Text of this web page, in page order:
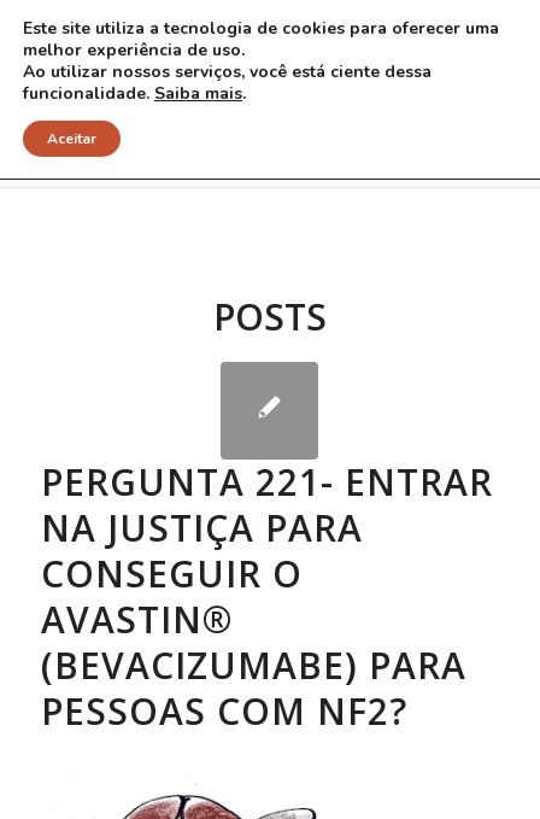
Arquivo para Tag: Justiça
POSTS
PERGUNTA 221- ENTRAR
NA JUSTIÇA PARA
CONSEGUIR O
AVASTIN®
(BEVACIZUMABE) PARA
PESSOAS COM NF2?
Este site utiliza a tecnologia de cookies para oferecer uma
melhor experiência de uso.
Ao utilizar nossos serviços, você está ciente dessa
funcionalidade. Saiba mais.
Aceitar